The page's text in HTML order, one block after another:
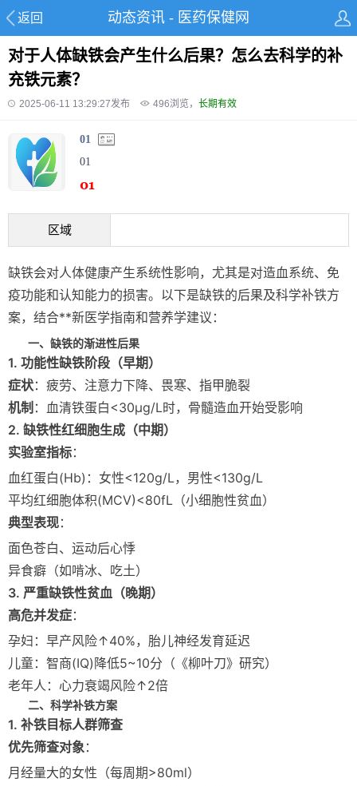
返回 动态资讯 - 医药保健网
对于人体缺铁会产生什么后果？怎么去科学的补
充铁元素？
2025-06-11 13:29:27发布 496浏览， 长期有效
01
01
区域
缺铁会对人体健康产生系统性影响，尤其是对造血系统、免
疫功能和认知能力的损害。以下是缺铁的后果及科学补铁方
案，结合**新医学指南和营养学建议：
一、缺铁的渐进性后果
1. 功能性缺铁阶段（早期）
症状：疲劳、注意力下降、畏寒、指甲脆裂
机制 ：血清铁蛋白<30μg/L时，骨髓造血开始受影响
2. 缺铁性红细胞生成（中期）
实验室指标：
血红蛋白(Hb)：女性<120g/L，男性<130g/L
平均红细胞体积(MCV)<80fL（小细胞性贫血）
典型表现：
面色苍白、运动后心悸
异食癖（如啃冰、吃土）
3. 严重缺铁性贫血（晚期）
高危并发症：
孕妇：早产风险↑40%，胎儿神经发育延迟
儿童：智商(IQ)降低5~10分（《柳叶刀》研究）
老年人：心力衰竭风险↑2倍
二、科学补铁方案
1. 补铁目标人群筛查
优先筛查对象：
月经量大的女性（每周期>80ml）